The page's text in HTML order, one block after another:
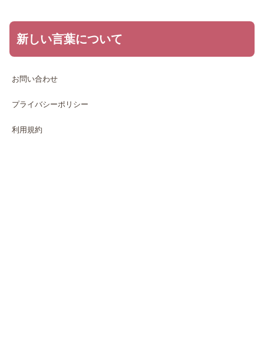
新しい言葉について
お問い合わせ
プライバシーポリシー
利用規約